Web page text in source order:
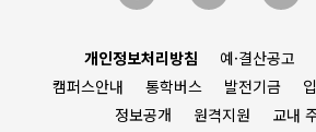
개인정보처리방침 예·결산공고
캠퍼스안내
통학버스 발전기금
정보공개
원격지원 교내